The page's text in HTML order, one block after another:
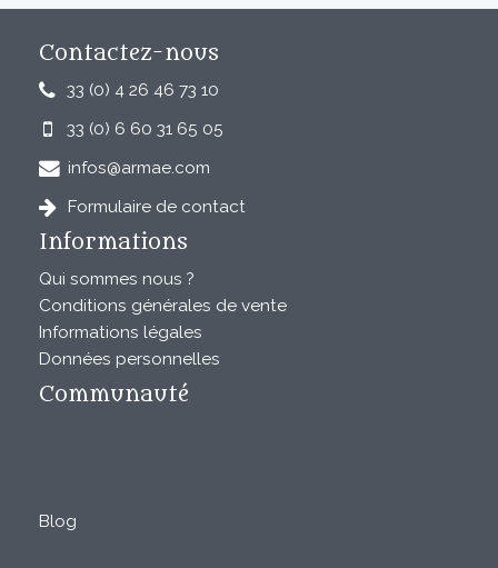
Contactez-nous
33 (0) 4 26 46 73 10
33 (0) 6 60 31 65 05
infos@armae.com
Formulaire de contact
Informations
Qui sommes nous ?
Conditions générales de vente
Informations légales
Données personnelles
Communauté
Blog